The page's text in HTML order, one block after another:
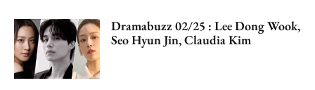
Dramabuzz 02/25 : Lee Dong Wook,
Seo Hyun Jin, Claudia Kim